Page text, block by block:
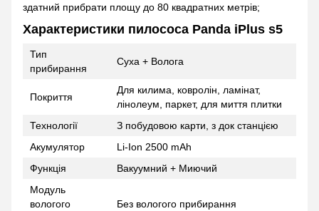
здатний прибрати площу до 80 квадратних метрів;
Характеристики пилососа Panda iPlus s5
Тип
прибирання
Суха + Волога
Покриття
Для килима, ковролін, ламінат,
лінолеум, паркет, для миття плитки
Технології
З побудовою карти, з док станцією
Акумулятор
Li-Ion 2500 mAh
Функція
Вакуумний + Миючий
Модуль
вологого
Без вологого прибирання